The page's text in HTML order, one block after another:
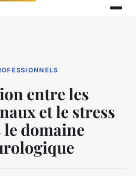
entre les
et le stress
le domaine